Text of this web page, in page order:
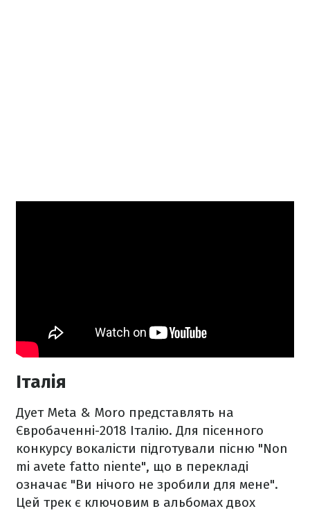
Італія
Дует Meta & Moro представлять на
Євробаченні-2018 Італію. Для пісенного
конкурсу вокалісти підготували пісню "Non
mi avete fatto niente", що в перекладі
означає "Ви нічого не зробили для мене".
Цей трек є ключовим в альбомах двох